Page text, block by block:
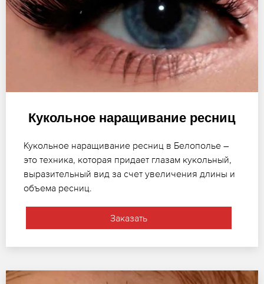
Кукольное наращивание ресниц
Кукольное наращивание ресниц в Белополье –
это техника, которая придает глазам кукольный,
выразительный вид за счет увеличения длины и
объема ресниц.
Заказать